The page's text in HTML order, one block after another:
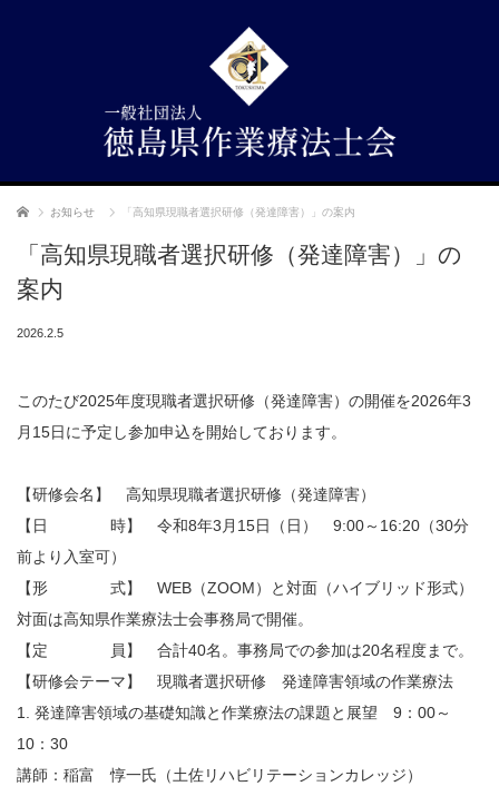
ホーム お知らせ 「高知県現職者選択研修（発達障害）」の案内
「高知県現職者選択研修（発達障害）」の
案内
2026.2.5
このたび2025年度現職者選択研修（発達障害）の開催を2026年3
月15日に予定し参加申込を開始しております。
【研修会名】 高知県現職者選択研修（発達障害）
【日 時】 令和8年3月15日（日） 9:00～16:20（30分
前より入室可）
【形 式】 WEB（ZOOM）と対面（ハイブリッド形式）
対面は高知県作業療法士会事務局で開催。
【定 員】 合計40名。事務局での参加は20名程度まで。
【研修会テーマ】 現職者選択研修 発達障害領域の作業療法
1. 発達障害領域の基礎知識と作業療法の課題と展望 9：00～
10：30
講師：稲富 惇一氏（土佐リハビリテーションカレッジ）